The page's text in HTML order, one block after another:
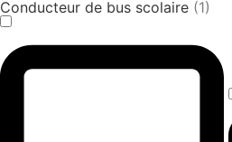
Conducteur de bus scolaire (1)